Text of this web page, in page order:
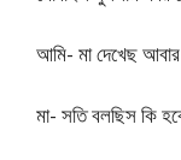
আমি- মা দেখেছ
মা- সতি বলছিস কি